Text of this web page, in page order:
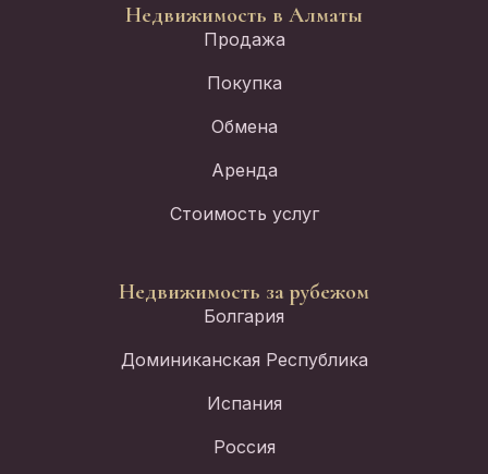
Недвижимость в Алматы
Продажа
Покупка
Обмена
Аренда
Стоимость услуг
Недвижимость за рубежом
Болгария
Доминиканская Республика
Испания
Россия